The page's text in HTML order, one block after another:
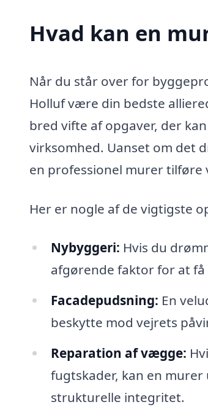
Hvad kan en
Når du står over for
Holluf være din bedste
bred vifte af opgaver, der
virksomhed. Uanset om det
en professionel murer
Her er nogle af de vigtigste
Nybyggeri: Hvis du
afgørende faktor for at
Facadepudsning: En
beskytte mod vejrets
Reparation af vægge:
fugtskader, kan en
strukturelle integritet.